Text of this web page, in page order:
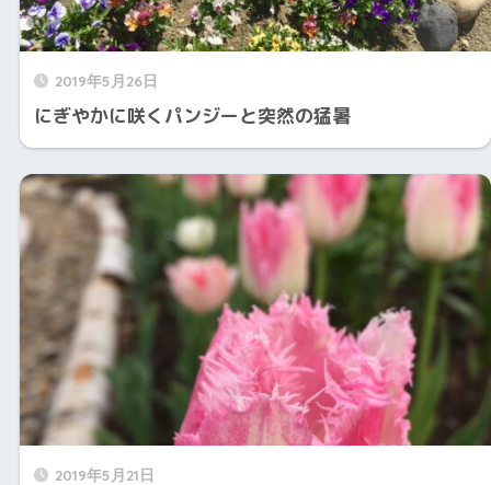
2019年5月26日
にぎやかに咲くパンジーと突然の猛暑
2019年5月21日